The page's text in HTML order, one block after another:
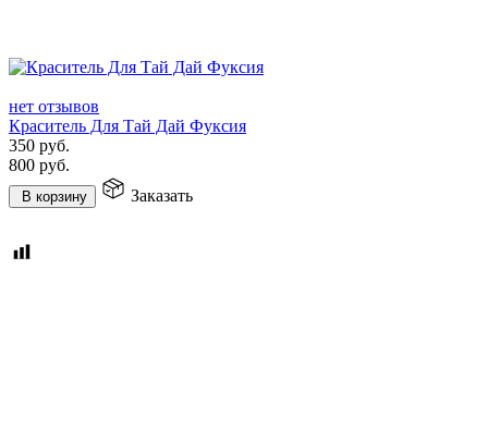
нет отзывов
Краситель Для Тай Дай Фуксия
350 руб.
800 руб.
В корзину Заказать